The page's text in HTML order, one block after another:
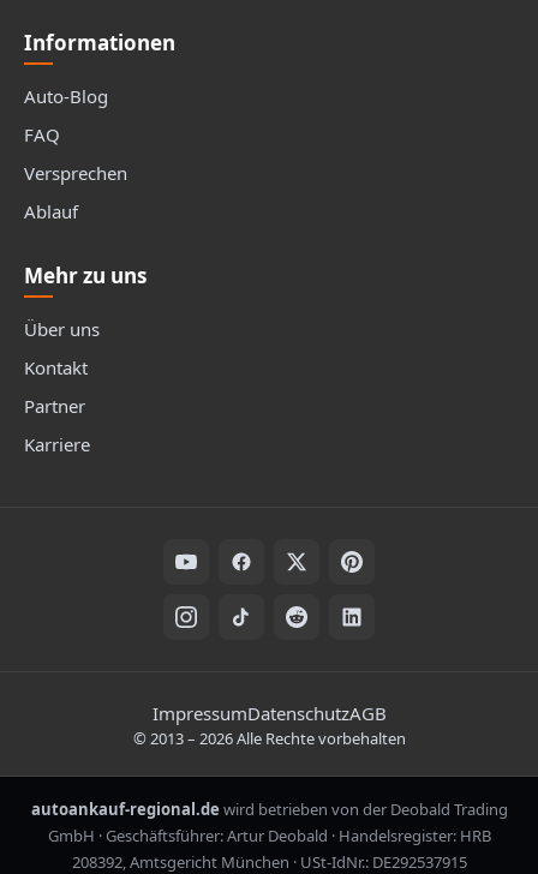
Informationen
Auto-Blog
FAQ
Versprechen
Ablauf
Mehr zu uns
Über uns
Kontakt
Partner
Karriere
Folge uns auf Social Media
Rechtliche HinweiseImpressumDatenschutzAGB
© 2013– 2026Alle Rechte vorbehalten
autoankauf-regional.de wird betrieben von der Deobald Trading
GmbH · Geschäftsführer: Artur Deobald · Handelsregister: HRB
208392, Amtsgericht München · USt-IdNr.: DE292537915